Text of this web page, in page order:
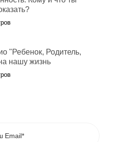
"Ребенок, Родитель,
нашу жизнь